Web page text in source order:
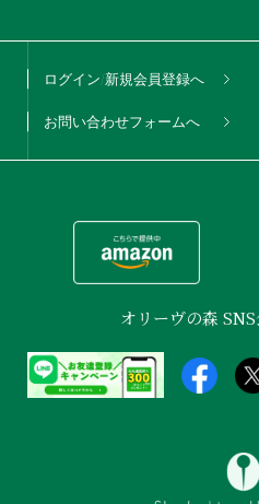
ログイン/新規会員登録へ
お問い合わせフォームへ
オリーヴの森